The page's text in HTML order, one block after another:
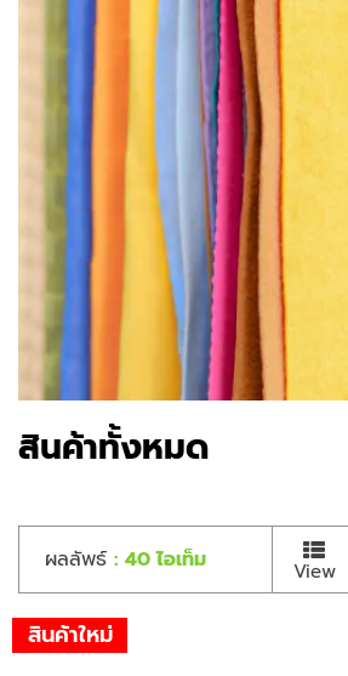
สินค้าทั้งหมด
ผลลัพธ์ : 40 ไอเท็ม View
สินค้าใหม่